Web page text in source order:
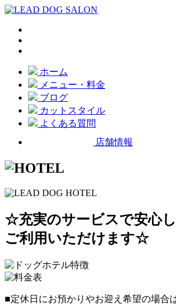
ホーム
メニュー・料金
ブログ
カットスタイル
よくある質問
店舗情報
☆充実のサービスで安心
ご利用いただけます☆
■定休日にお預かりやお迎え希望の場合